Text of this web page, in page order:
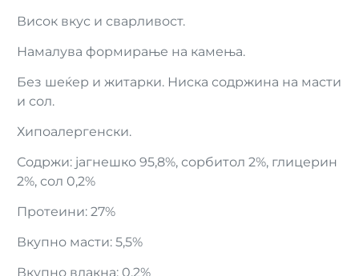
Висок вкус и сварливост.
Намалува формирање на камења.
Без шеќер и житарки. Ниска содржина на масти
и сол.
Хипоалергенски.
Содржи: јагнешко 95,8%, сорбитол 2%, глицерин
2%, сол 0,2%
Протеини: 27%
Вкупно масти: 5,5%
Вкупно влакна: 0,2%